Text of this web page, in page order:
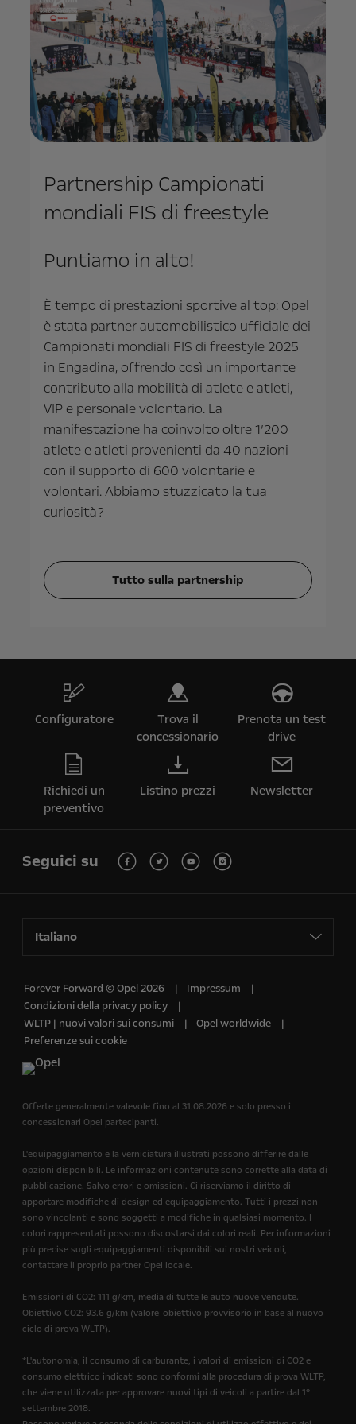
Partnership Campionati
mondiali FIS di freestyle
Puntiamo in alto!
È tempo di prestazioni sportive al top: Opel
è stata partner automobilistico ufficiale dei
Campionati mondiali FIS di freestyle 2025
in Engadina, offrendo così un importante
contributo alla mobilità di atlete e atleti,
VIP e personale volontario. La
manifestazione ha coinvolto oltre 1’200
atlete e atleti provenienti da 40 nazioni
con il supporto di 600 volontarie e
volontari. Abbiamo stuzzicato la tua
curiosità?
Tutto sulla partnership
Configuratore
Trova il
concessionario
Prenota un test
drive
Richiedi un
preventivo
Listino prezzi Newsletter
Seguici su
Italiano
Forever Forward © Opel 2026
Impressum
Condizioni della privacy policy
WLTP | nuovi valori sui consumi
Opel worldwide
Preferenze sui cookie
Offerte generalmente valevole fino al 31.08.2026 e solo presso i
concessionari Opel partecipanti.
L'equipaggiamento e la verniciatura illustrati possono differire dalle
opzioni disponibili. Le informazioni contenute sono corrette alla data di
pubblicazione. Salvo errori e omissioni. Ci riserviamo il diritto di
apportare modifiche di design ed equipaggiamento. Tutti i prezzi non
sono vincolanti e sono soggetti a modifiche in qualsiasi momento. I
colori rappresentati possono discostarsi dai colori reali. Per informazioni
più precise sugli equipaggiamenti disponibili sui nostri veicoli,
contattare il proprio partner Opel locale.
Emissioni di CO2: 111 g/km, media di tutte le auto nuove vendute.
Obiettivo CO2: 93.6 g/km (valore-obiettivo provvisorio in base al nuovo
ciclo di prova WLTP).
*L'autonomia, il consumo di carburante, i valori di emissioni di CO2 e
consumo elettrico indicati sono conformi alla procedura di prova WLTP,
che viene utilizzata per approvare nuovi tipi di veicoli a partire dal 1°
settembre 2018.